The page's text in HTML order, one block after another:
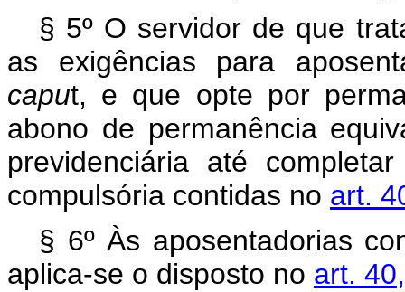
§ 5º O servidor de que
as exigências para
caput, e que opte por
abono de permanência
previdenciária até
compulsória contidas no art.
§ 6º Às aposentadorias
aplica-se o disposto no art.